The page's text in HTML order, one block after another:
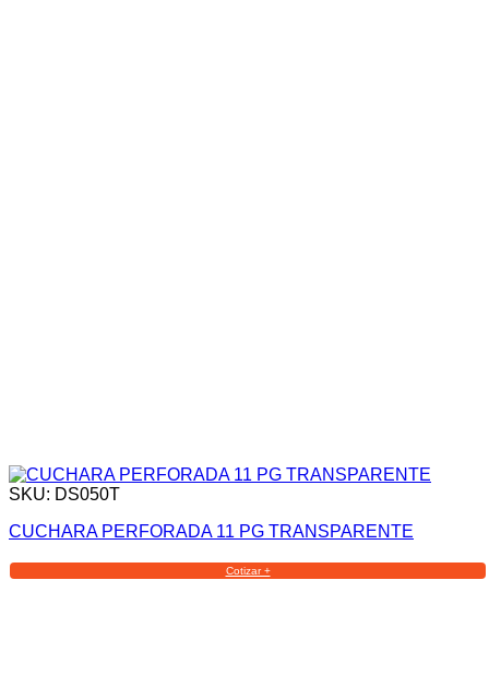
SKU: DS050T
CUCHARA PERFORADA 11 PG TRANSPARENTE
Cotizar +